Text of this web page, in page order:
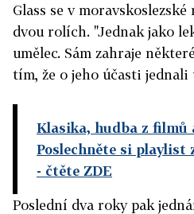
Glass se v
dvou rolích. "Jednak jako
umělec. Sám zahraje
tím, že o jeho účasti
Klasika, hudba z filmů
Poslechněte si playlist
- čtěte ZDE
Poslední dva roky pak